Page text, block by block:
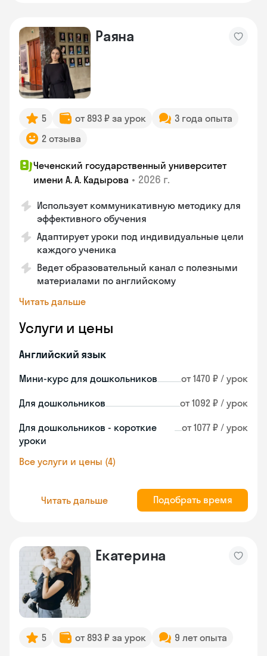
Раяна
5 от 893 ₽ за урок
3 года опыта
2 отзыва
Чеченский государственный университет
имени А. А. Кадырова • 2026 г.
Использует коммуникативную методику для
эффективного обучения
Адаптирует уроки под индивидуальные цели
каждого ученика
Ведет образовательный канал с полезными
материалами по английскому
Читать дальше
Услуги и цены
Английский язык
Мини-курс для дошкольников от 1470 ₽ / урок
Для дошкольников от 1092 ₽ / урок
Для дошкольников - короткие
уроки
от 1077 ₽ / урок
Все услуги и цены (4)
Читать дальше Подобрать время
Екатерина
5 от 893 ₽ за урок 9 лет опыта